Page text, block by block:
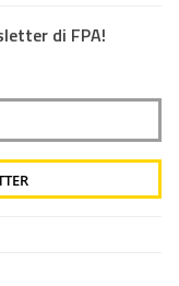
di FPA!